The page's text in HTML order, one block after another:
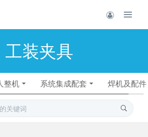
工装夹具
整机 系统集成配套 焊机及配件